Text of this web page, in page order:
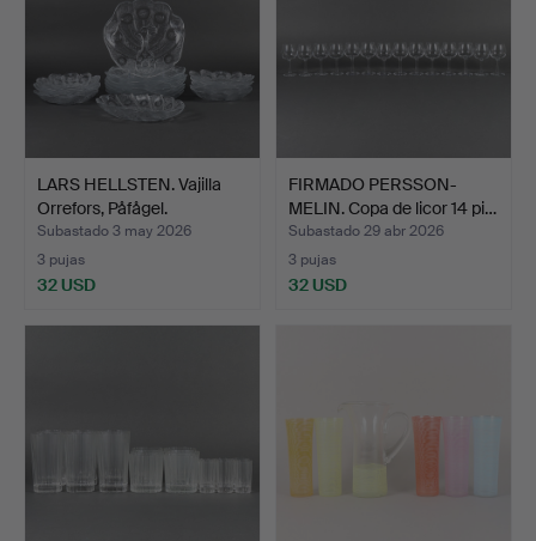
LARS HELLSTEN. Vajilla
Orrefors, Påfågel.
Subastado 3 may 2026
3 pujas
32 USD
FIRMADO PERSSON-
MELIN. Copa de licor 14 pi…
Subastado 29 abr 2026
3 pujas
32 USD